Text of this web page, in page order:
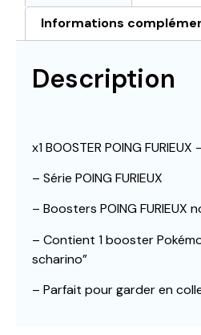
Informations
Description
x1 BOOSTER POING FURIEUX
– Série POING FURIEUX
– Boosters POING FURIEUX
– Contient 1 booster
scharino”
– Parfait pour garder en